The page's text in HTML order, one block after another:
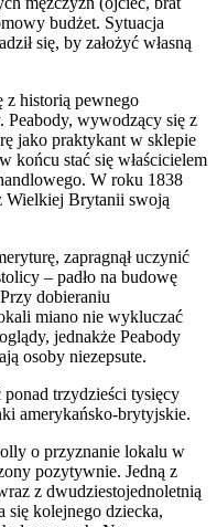
budżet. Sytuacja
się, by założyć własną
z historią pewnego
Peabody, wywodzący się z
jako praktykant w sklepie
końcu stać się właścicielem
W roku 1838
Wielkiej Brytanii swoją
zapragnął uczynić
– padło na budowę
dobieraniu
miano nie wykluczać
jednakże Peabody
osoby niezepsute.
ponad trzydzieści tysięcy
amerykańsko-brytyjskie.
o przyznanie lokalu w
pozytywnie. Jedną z
z dwudziestojednoletnią
się kolejnego dziecka,